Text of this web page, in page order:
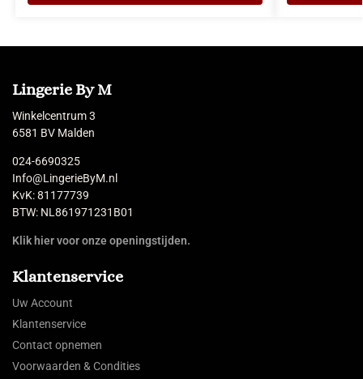
Lingerie By M
Winkelcentrum 3
6581 BV Malden
024-6690325
Info@LingerieByM.nl
KvK: 81177739
BTW: NL861971231B01
Klik hier voor onze openingstijden.
Klantenservice
Uw Account
Klantenservice
Contact opnemen
Voorwaarden & Condities